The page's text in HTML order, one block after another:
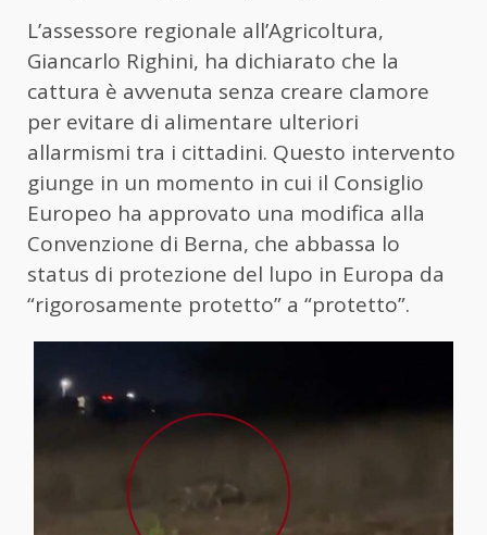
L’assessore regionale all’Agricoltura,
Giancarlo Righini, ha dichiarato che la
cattura è avvenuta senza creare clamore
per evitare di alimentare ulteriori
allarmismi tra i cittadini. Questo intervento
giunge in un momento in cui il Consiglio
Europeo ha approvato una modifica alla
Convenzione di Berna, che abbassa lo
status di protezione del lupo in Europa da
“rigorosamente protetto” a “protetto”.